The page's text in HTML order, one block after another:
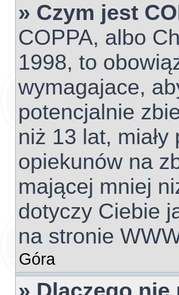
» Czym jest
COPPA, albo
1998, to
wymagajace,
potencjalnie
niż 13 lat,
opiekunów na
mającej mniej
dotyczy Ciebie
na stronie
Góra